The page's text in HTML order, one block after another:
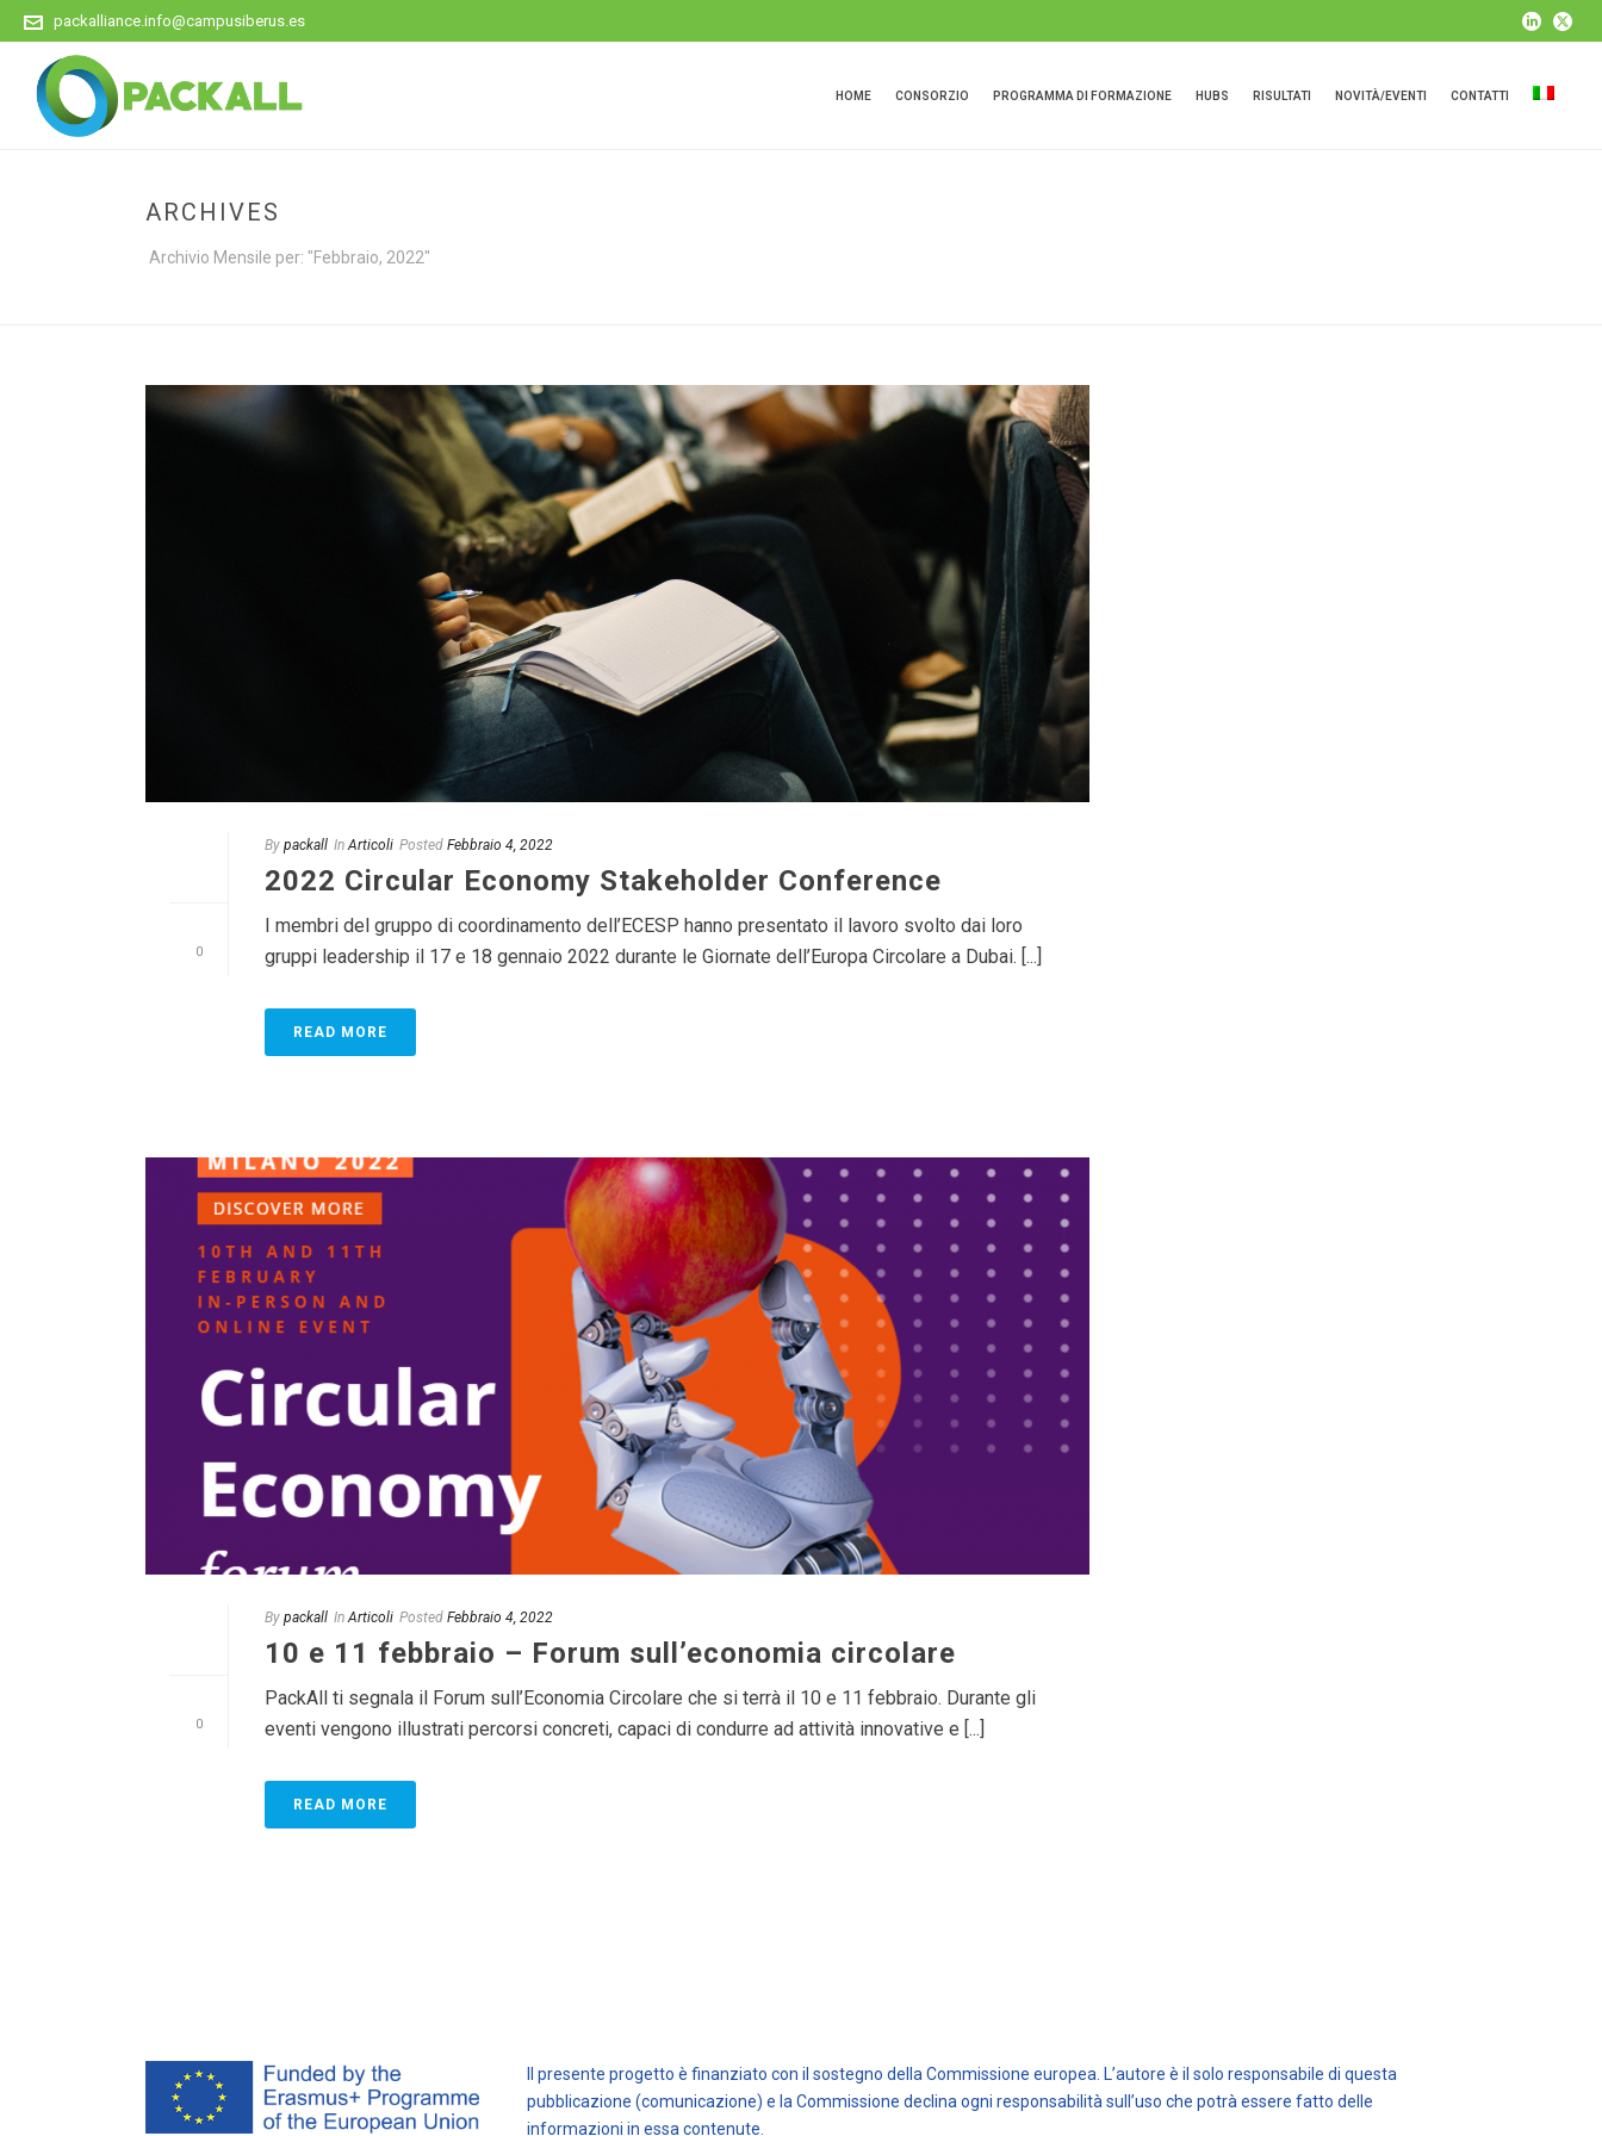
packalliance.info@campusiberus.es
HOME CONSORZIO PROGRAMMA DI FORMAZIONE HUBS RISULTATI NOVITÀ/EVENTI CONTATTI
ARCHIVES
Archivio Mensile per: "Febbraio, 2022"
0
By packall In Articoli Posted Febbraio 4, 2022
2022 Circular Economy Stakeholder Conference
I membri del gruppo di coordinamento dell’ECESP hanno presentato il lavoro svolto dai loro
gruppi leadership il 17 e 18 gennaio 2022 durante le Giornate dell’Europa Circolare a Dubai. [...]
READ MORE
0
By packall In Articoli Posted Febbraio 4, 2022
10 e 11 febbraio – Forum sull’economia circolare
PackAll ti segnala il Forum sull’Economia Circolare che si terrà il 10 e 11 febbraio. Durante gli
eventi vengono illustrati percorsi concreti, capaci di condurre ad attività innovative e [...]
READ MORE
Il presente progetto è finanziato con il sostegno della Commissione europea. L’autore è il solo responsabile di questa
pubblicazione (comunicazione) e la Commissione declina ogni responsabilità sull’uso che potrà essere fatto delle
informazioni in essa contenute.